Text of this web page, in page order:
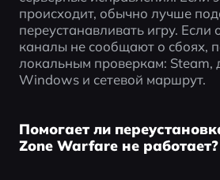
происходит, обычно лучше
переустанавливать игру.
каналы не сообщают о сбоях,
локальным проверкам: Steam,
Windows и сетевой маршрут.
Помогает ли
Zone Warfare не работает?